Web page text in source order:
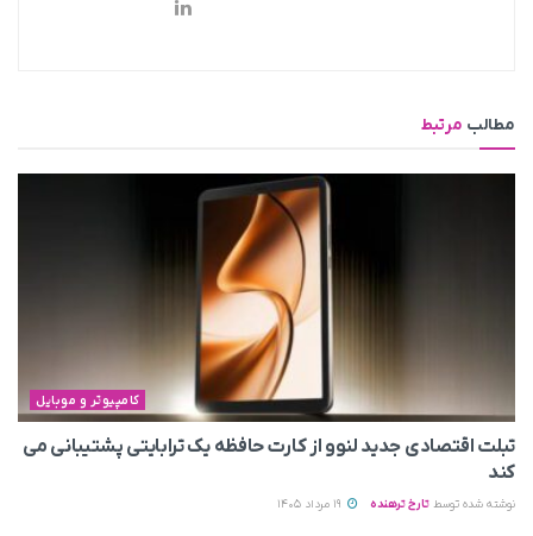
مطالب مرتبط
کامپیوتر و موبایل
تبلت اقتصادی جدید لنوو از کارت حافظه یک ترابایتی پشتیبانی می‌
کند
نوشته شده توسط تارخ ترهنده